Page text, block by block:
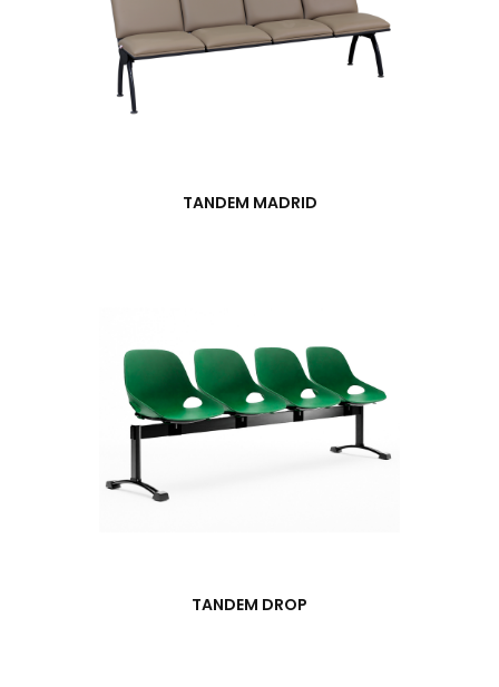
TANDEM MADRID
TANDEM DROP